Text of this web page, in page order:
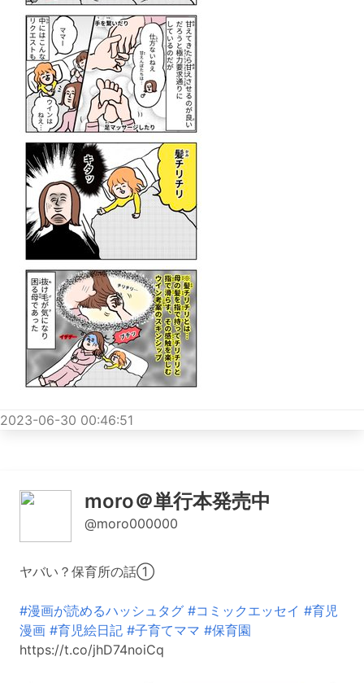
2023-06-30 00:46:51
moro＠単行本発売中
@moro000000
ヤバい？保育所の話①
#漫画が読めるハッシュタグ #コミックエッセイ #育児
漫画 #育児絵日記 #子育てママ #保育園
https://t.co/jhD74noiCq